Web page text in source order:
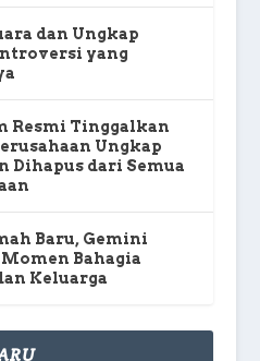
dan Ungkap
yang
Resmi Tinggalkan
Ungkap
Dihapus dari Semua
Baru, Gemini
Bahagia
Keluarga